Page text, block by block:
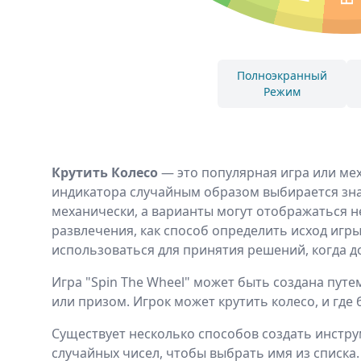
Крутить Колесо— это популярная игра или
индикатора случайным образом выбирается
механически, а варианты могут отображаться
развлечения, как способ определить исход
использоваться для принятия решений, когда
Игра "Spin The Wheel" может быть создана
или призом. Игрок может крутить колесо, и
Существует несколько способов создать
случайных чисел, чтобы выбрать имя из
Полноэкранный
Режим